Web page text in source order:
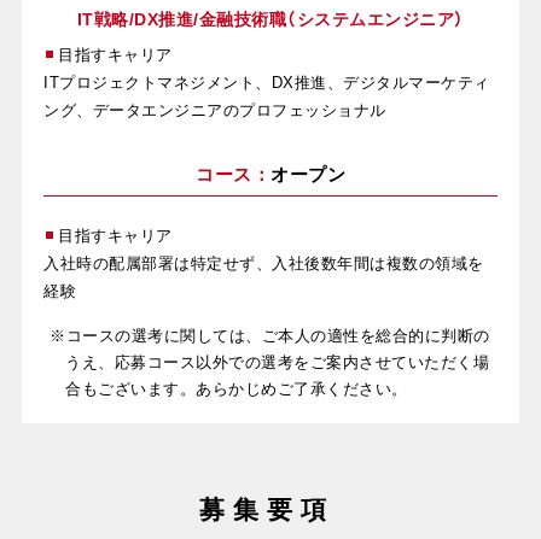
IT戦略/DX推進/金融技術職（システムエンジニア）
目指すキャリア
ITプロジェクトマネジメント、DX推進、デジタルマーケティ
ング、データエンジニアのプロフェッショナル
コース： オープン
目指すキャリア
入社時の配属部署は特定せず、入社後数年間は複数の領域を
経験
※コースの選考に関しては、ご本人の適性を総合的に判断の
うえ、応募コース以外での選考をご案内させていただく場
合もございます。あらかじめご了承ください。
募集要項